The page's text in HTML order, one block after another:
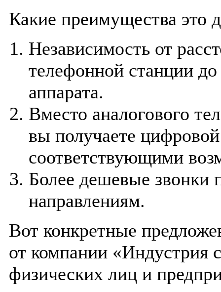
Какие преимущества это
Независимость от
телефонной станции
аппарата.
Вместо аналогового
вы получаете
соответствующими
Более дешевые
направлениям.
Вот конкретные
от компании «Индустрия
физических лиц и